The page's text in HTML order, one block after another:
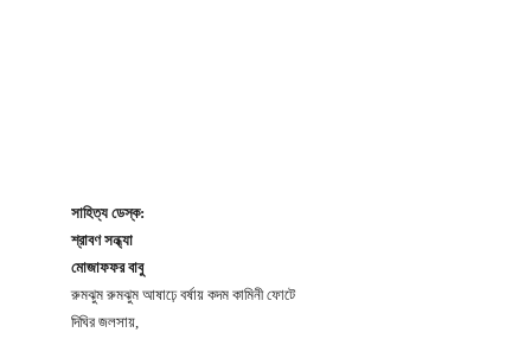
সাহিত্য ডেস্ক:
শ্রাবণ সন্ধ্যা
মোজাফফর বাবু
রুমঝুম রুমঝুম আষাঢ়ে বর্ষায় কদম কামিনী ফোটে
দিঘির জলসায়,